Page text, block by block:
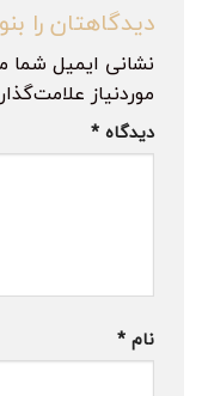
دیدگاهتان را
نشانی ایمیل شما
موردنیاز
دیدگاه *
نام *